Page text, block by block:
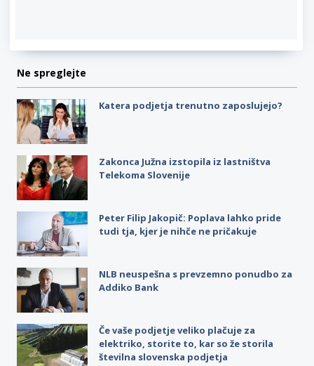
Ne spreglejte
Katera podjetja trenutno zaposlujejo?
Zakonca Južna izstopila iz lastništva
Telekoma Slovenije
Peter Filip Jakopič: Poplava lahko pride
tudi tja, kjer je nihče ne pričakuje
NLB neuspešna s prevzemno ponudbo za
Addiko Bank
Če vaše podjetje veliko plačuje za
elektriko, storite to, kar so že storila
številna slovenska podjetja